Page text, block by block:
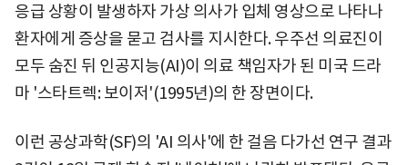
응급 상황이 발생하자 가상 의사가 입체 영상으로 나타나
환자에게 증상을 묻고 검사를 지시한다. 우주선 의료진이
모두 숨진 뒤 인공지능(AI)이 의료 책임자가 된 미국 드라
마 '스타트렉: 보이저'(1995년)의 한 장면이다.
이런 공상과학(SF)의 'AI 의사'에 한 걸음 다가선 연구 결과